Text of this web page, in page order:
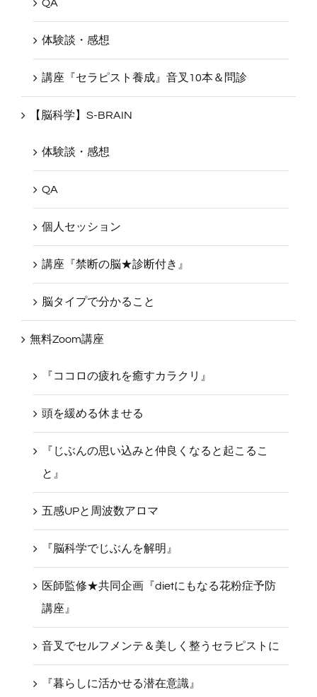
QA
体験談・感想
講座『セラピスト養成』音叉10本＆問診
【脳科学】S-BRAIN
体験談・感想
QA
個人セッション
講座『禁断の脳★診断付き』
脳タイプで分かること
無料Zoom講座
『ココロの疲れを癒すカラクリ』
頭を緩める休ませる
『じぶんの思い込みと仲良くなると起こるこ
と』
五感UPと周波数アロマ
『脳科学でじぶんを解明』
医師監修★共同企画『dietにもなる花粉症予防
講座』
音叉でセルフメンテ＆美しく整うセラピストに
『暮らしに活かせる潜在意識』